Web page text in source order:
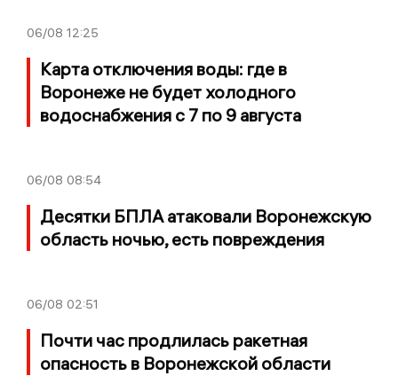
06/08 12:25
Карта отключения воды: где в
Воронеже не будет холодного
водоснабжения с 7 по 9 августа
06/08 08:54
Десятки БПЛА атаковали Воронежскую
область ночью, есть повреждения
06/08 02:51
Почти час продлилась ракетная
опасность в Воронежской области